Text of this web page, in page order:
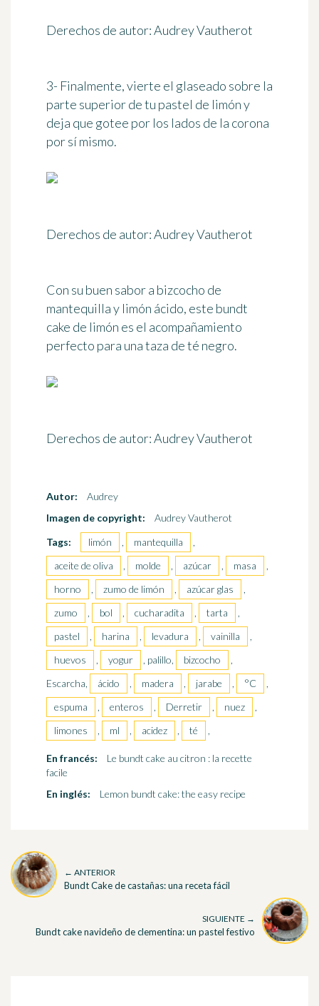
Derechos de autor: Audrey Vautherot
3- Finalmente, vierte el glaseado sobre la
parte superior de tu pastel de limón y
deja que gotee por los lados de la corona
por sí mismo.
Derechos de autor: Audrey Vautherot
Con su buen sabor a bizcocho de
mantequilla y limón ácido, este bundt
cake de limón es el acompañamiento
perfecto para una taza de té negro.
Derechos de autor: Audrey Vautherot
Autor:
Audrey
Imagen de copyright:
Audrey Vautherot
Tags:
limón , mantequilla
,
aceite de oliva
, molde , azúcar , masa
,
horno
, zumo de limón , azúcar glas
,
zumo
, bol , cucharadita , tarta
,
pastel
, harina , levadura , vainilla
,
huevos
, yogur , palillo, bizcocho
,
Escarcha,
ácido , madera , jarabe , °C
,
espuma
, enteros , Derretir , nuez
,
limones
, ml , acidez , té ,
En francés:
Le bundt cake au citron : la recette
facile
En inglés:
Lemon bundt cake: the easy recipe
← ANTERIOR
Bundt Cake de castañas: una receta fácil
SIGUIENTE →
Bundt cake navideño de clementina: un pastel festivo